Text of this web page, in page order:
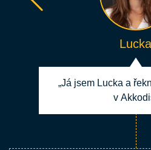
Lucka
„Já jsem Lucka a
v